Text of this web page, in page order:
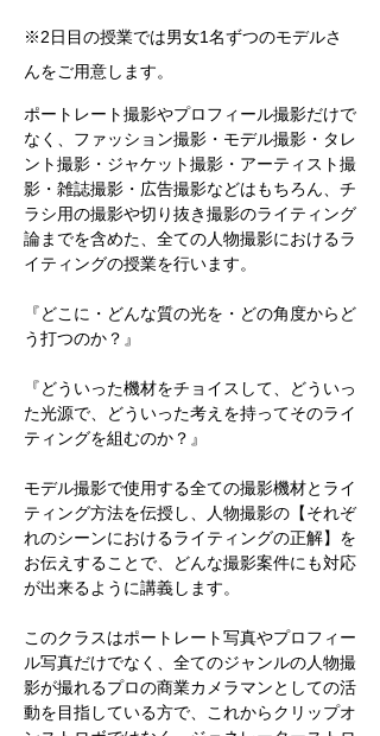
※2日目の授業では男女1名ずつのモデルさ
んをご用意します。
ポートレート撮影やプロフィール撮影だけで
なく、ファッション撮影・モデル撮影・タレ
ント撮影・ジャケット撮影・アーティスト撮
影・雑誌撮影・広告撮影などはもちろん、チ
ラシ用の撮影や切り抜き撮影のライティング
論までを含めた、全ての人物撮影におけるラ
イティングの授業を行います。
『どこに・どんな質の光を・どの角度からど
う打つのか？』
『どういった機材をチョイスして、どういっ
た光源で、どういった考えを持ってそのライ
ティングを組むのか？』
モデル撮影で使用する全ての撮影機材とライ
ティング方法を伝授し、人物撮影の【それぞ
れのシーンにおけるライティングの正解】を
お伝えすることで、どんな撮影案件にも対応
が出来るように講義します。​
このクラスはポートレート写真やプロフィー
ル写真だけでなく、全てのジャンルの人物撮
影が撮れるプロの商業カメラマンとしての活
動を目指している方で、
これからクリップオ